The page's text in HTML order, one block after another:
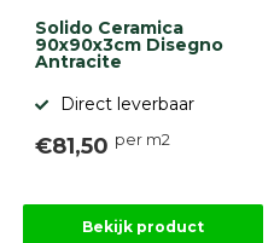
Solido Ceramica
90x90x3cm Disegno
Antracite
Direct leverbaar
€81,50 per m2
Bekijk product